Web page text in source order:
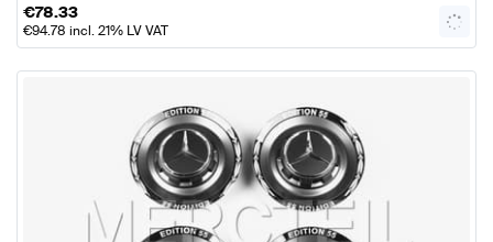
€78.33
€94.78 incl. 21% LV VAT